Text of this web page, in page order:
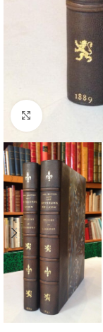
Cliquez pour